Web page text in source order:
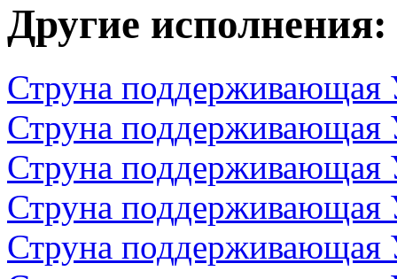
Другие исполнения:
Струна
Струна
Струна
Струна
Струна